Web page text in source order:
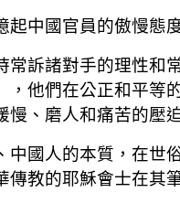
中國官員的傲慢態
訴諸對手的理性和
他們在公正和平等
、磨人和痛苦的壓
國人的本質，在世
教的耶穌會士在其